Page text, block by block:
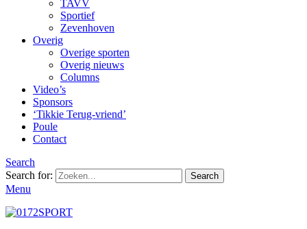
TAVV
Sportief
Zevenhoven
Overig
Overige sporten
Overig nieuws
Columns
Video’s
Sponsors
‘Tikkie Terug-vriend’
Poule
Contact
Search
Search for:
Search
Menu